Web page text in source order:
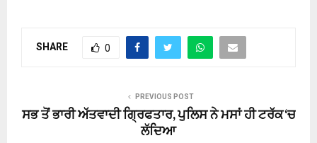
SHARE 0
PREVIOUS POST
ਸਭ ਤੋਂ ਭਾਰੀ ਅੱਤਵਾਦੀ ਗ੍ਰਿਫਤਾਰ, ਪੁਲਿਸ ਨੇ ਮਸਾਂ ਹੀ ਟਰੱਕ ‘ਚ
ਲੱਦਿਆ